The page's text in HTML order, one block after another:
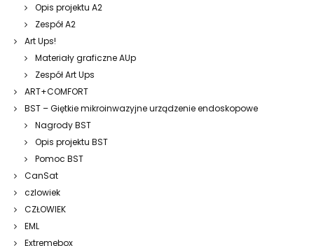
Opis projektu A2
Zespół A2
Art Ups!
Materiały graficzne AUp
Zespół Art Ups
ART+COMFORT
BST – Giętkie mikroinwazyjne urządzenie endoskopowe
Nagrody BST
Opis projektu BST
Pomoc BST
CanSat
czlowiek
CZŁOWIEK
EML
Extremebox